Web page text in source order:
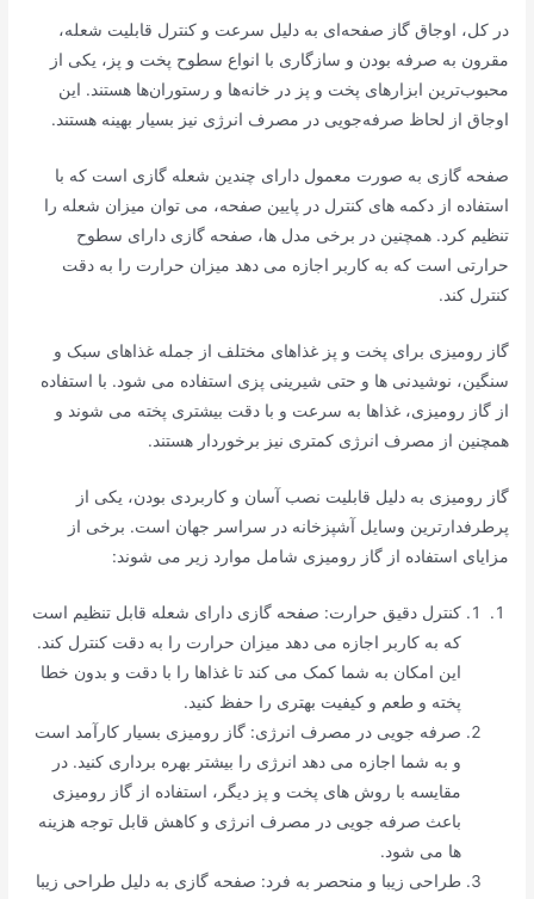
در کل، اوجاق گاز صفحه‌ای به دلیل سرعت و کنترل قابلیت شعله،
مقرون به صرفه بودن و سازگاری با انواع سطوح پخت و پز، یکی از
محبوب‌ترین ابزارهای پخت و پز در خانه‌ها و رستوران‌ها هستند. این
اوجاق از لحاظ صرفه‌جویی در مصرف انرژی نیز بسیار بهینه هستند.
صفحه گازی به صورت معمول دارای چندین شعله گازی است که با
استفاده از دکمه های کنترل در پایین صفحه، می توان میزان شعله را
تنظیم کرد. همچنین در برخی مدل ها، صفحه گازی دارای سطوح
حرارتی است که به کاربر اجازه می دهد میزان حرارت را به دقت
کنترل کند.
گاز رومیزی برای پخت و پز غذاهای مختلف از جمله غذاهای سبک و
سنگین، نوشیدنی ها و حتی شیرینی پزی استفاده می شود. با استفاده
از گاز رومیزی، غذاها به سرعت و با دقت بیشتری پخته می شوند و
همچنین از مصرف انرژی کمتری نیز برخوردار هستند.
گاز رومیزی به دلیل قابلیت نصب آسان و کاربردی بودن، یکی از
پرطرفدارترین وسایل آشپزخانه در سراسر جهان است. برخی از
مزایای استفاده از گاز رومیزی شامل موارد زیر می شوند:
کنترل دقیق حرارت: صفحه گازی دارای شعله قابل تنظیم است
که به کاربر اجازه می دهد میزان حرارت را به دقت کنترل کند.
این امکان به شما کمک می کند تا غذاها را با دقت و بدون خطا
پخته و طعم و کیفیت بهتری را حفظ کنید.
صرفه جویی در مصرف انرژی: گاز رومیزی بسیار کارآمد است
و به شما اجازه می دهد انرژی را بیشتر بهره برداری کنید. در
مقایسه با روش های پخت و پز دیگر، استفاده از گاز رومیزی
باعث صرفه جویی در مصرف انرژی و کاهش قابل توجه هزینه
ها می شود.
طراحی زیبا و منحصر به فرد: صفحه گازی به دلیل طراحی زیبا